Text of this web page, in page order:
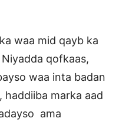
waa mid qayb ka
qofkaas,
waa inta badan
haddiiba marka aad
ama